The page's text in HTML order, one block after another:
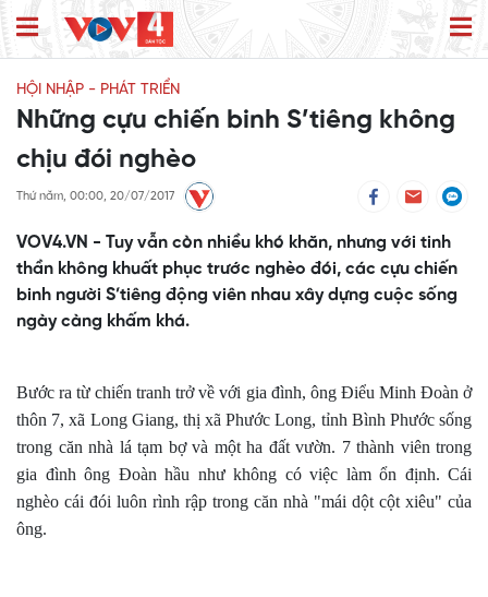
HỘI NHẬP - PHÁT TRIỂN
Những cựu chiến binh S’tiêng không
chịu đói nghèo
Thứ năm, 00:00, 20/07/2017
VOV4.VN - Tuy vẫn còn nhiều khó khăn, nhưng với tinh
thần không khuất phục trước nghèo đói, các cựu chiến
binh người S’tiêng động viên nhau xây dựng cuộc sống
ngày càng khấm khá.
Bước ra từ chiến tranh trở về với gia đình, ông Điểu Minh Đoàn ở
thôn 7, xã Long Giang, thị xã Phước Long, tỉnh Bình Phước sống
trong căn nhà lá tạm bợ và một ha đất vườn. 7 thành viên trong
gia đình ông Đoàn hầu như không có việc làm ổn định. Cái
nghèo cái đói luôn rình rập trong căn nhà "mái dột cột xiêu" của
ông.